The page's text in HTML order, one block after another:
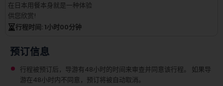
在日本用餐本身就是一种体验
供您欣赏!
行程时间: 1小时00分钟
预订信息
行程被预订后，导游有48小时的时间来审查并同意该行程。 如果导
游在48小时内不同意，预订将被自动取消。